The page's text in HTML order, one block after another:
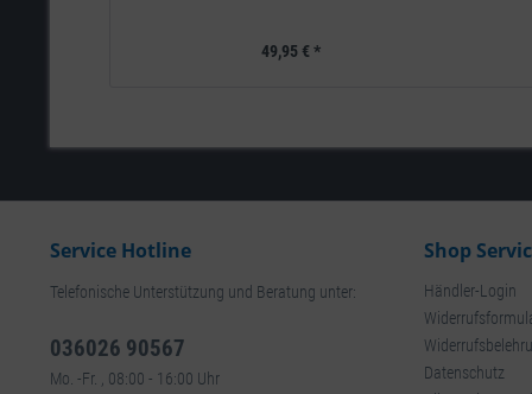
49,95 € *
Service Hotline
Telefonische Unterstützung und Beratung unter:
036026 90567
Mo. -Fr. , 08:00 - 16:00 Uhr
Shop
Händler-Login
Datenschutz